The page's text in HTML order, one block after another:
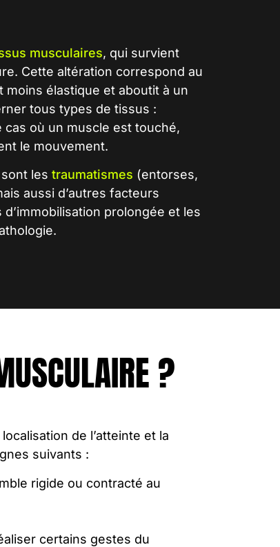
musculaires, qui survient
Cette altération correspond au
élastique et aboutit à un
tous types de tissus :
cas où un muscle est touché,
le mouvement.
sont les traumatismes (entorses,
aussi d’autres facteurs
prolongée et les
?
de l’atteinte et la
suivants :
rigide ou contracté au
certains gestes du